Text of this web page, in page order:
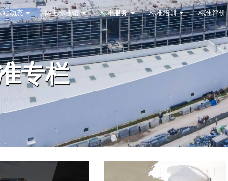
站动态 网上标准馆 标准服务 标准培训 标准评价
专栏